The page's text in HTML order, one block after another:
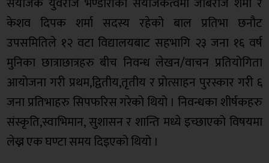
केशव दिपक शर्मा सदस्य रहेको बाल प्रतिभा छनौट
उपसमितिले १२ वटा विद्यालयबाट सहभागि २३ जना १६ वर्ष
मुनिका छात्राछात्रहरु बीच निवन्ध लेखन/वाचन प्रतियोगिता
आयोजना गरी प्रथम,द्वितीय,तृतीय र प्रोत्साहन पुरस्कार गरी ६
जना प्रतिभाहरु सिपफरिस गरेको थियो । निवन्धका शीर्षकहरु
संस्कृति,स्वाभिमान, सुशासन र शान्ति मध्ये इच्छाएको विषयमा
लेख्न एक घण्टा समय दिइएको थियो ।